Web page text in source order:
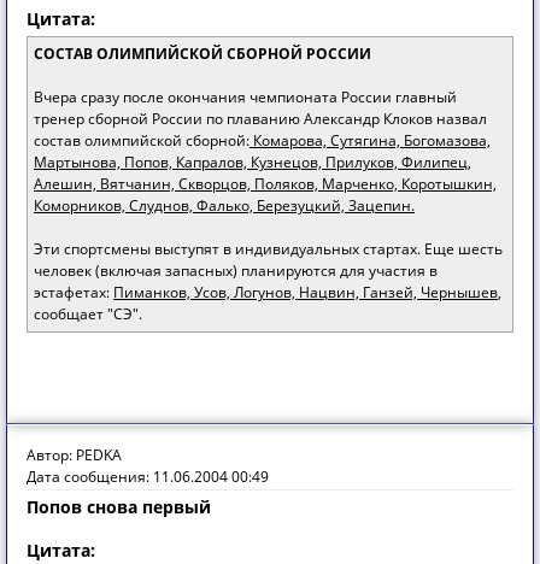
Цитата:
СОСТАВ ОЛИМПИЙСКОЙ СБОРНОЙ РОССИИ
Вчера сразу после окончания чемпионата России главный
тренер сборной России по плаванию Александр Клоков назвал
состав олимпийской сборной: Комарова, Сутягина, Богомазова,
Мартынова, Попов, Капралов, Кузнецов, Прилуков, Филипец,
Алешин, Вятчанин, Скворцов, Поляков, Марченко, Коротышкин,
Коморников, Слуднов, Фалько, Березуцкий, Зацепин.
Эти спортсмены выступят в индивидуальных стартах. Еще шесть
человек (включая запасных) планируются для участия в
эстафетах: Пиманков, Усов, Логунов, Нацвин, Ганзей, Чернышев,
сообщает "СЭ".
Автор: PEDKA
Дата сообщения: 11.06.2004 00:49
Попов снова первый
Цитата: